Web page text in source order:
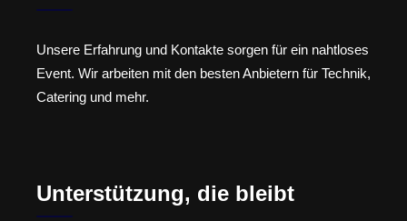
Unsere Erfahrung und Kontakte sorgen für ein nahtloses
Event. Wir arbeiten mit den besten Anbietern für Technik,
Catering und mehr.
Unterstützung, die bleibt